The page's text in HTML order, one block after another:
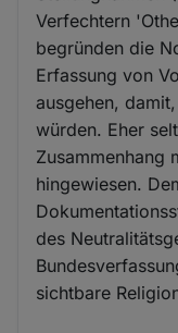
Verfechtern
begründen die
Erfassung von
ausgehen,
würden. Eher
Zusammenhang
hingewiesen.
des
sichtbare